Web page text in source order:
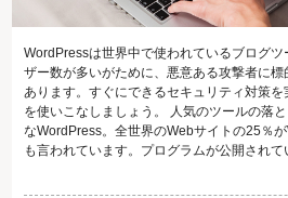
WordPressは世界中で使われているブログ
ザー数が多いがために、悪意ある攻撃者に
あります。すぐにできるセキュリティ対策
を使いこなしましょう。 人気のツールの落
なWordPress。全世界のWebサイトの25％
も言われています。プログラムが公開され
するということは、逆に言うと目立ちやす